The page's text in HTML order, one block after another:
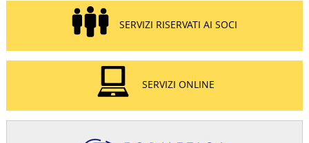
SERVIZI RISERVATI AI SOCI
SERVIZI ONLINE